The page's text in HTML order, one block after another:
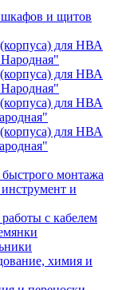
шкафов и щитов
для НВА
для НВА
для НВА
для НВА
монтажа
и
с кабелем
химия и